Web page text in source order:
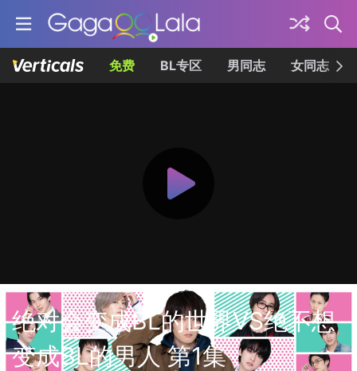
免费 BL专区 男同志 女同志
绝对会变成BL的世界VS绝不想
变成BL的男人 第1集